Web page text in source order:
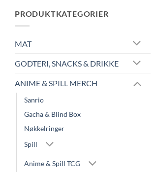
PRODUKTKATEGORIER
MAT
GODTERI, SNACKS & DRIKKE
ANIME & SPILL MERCH
Sanrio
Gacha & Blind Box
Nøkkelringer
Spill
Anime & Spill TCG